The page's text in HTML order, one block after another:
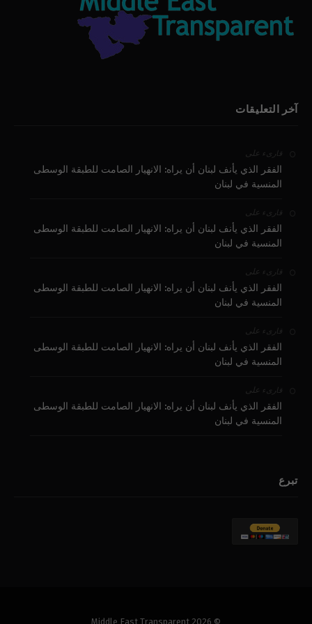
آخر التعليقات
قارىء على
الفقر الذي يأنف لبنان أن يراه: الانهيار الصامت للطبقة الوسطى
المنسية في لبنان
قارىء على
الفقر الذي يأنف لبنان أن يراه: الانهيار الصامت للطبقة الوسطى
المنسية في لبنان
قارىء على
الفقر الذي يأنف لبنان أن يراه: الانهيار الصامت للطبقة الوسطى
المنسية في لبنان
قارىء على
الفقر الذي يأنف لبنان أن يراه: الانهيار الصامت للطبقة الوسطى
المنسية في لبنان
قارىء على
الفقر الذي يأنف لبنان أن يراه: الانهيار الصامت للطبقة الوسطى
المنسية في لبنان
تبرع
© 2026 Middle East Transparent